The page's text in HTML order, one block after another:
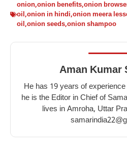
onion,onion benefits,onion
oil,onion in hindi,onion meera
oil,onion seeds,onion shampoo
Aman Kumar
He has 19 years of
he is the Editor in Chief of
lives in Amroha, Uttar